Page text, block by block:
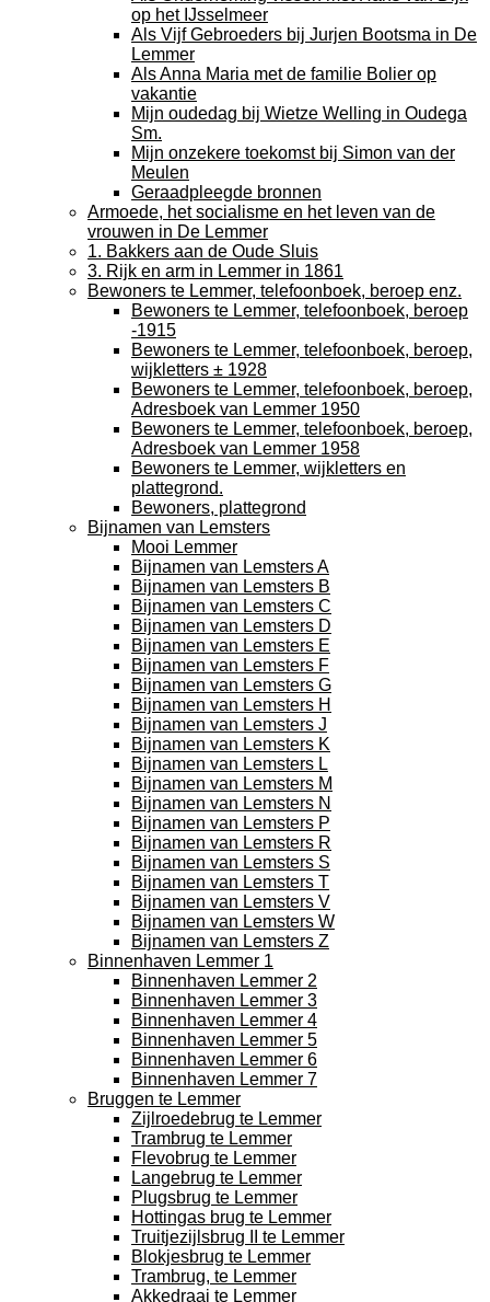
op het IJsselmeer
Als Vijf Gebroeders bij Jurjen Bootsma in De
Lemmer
Als Anna Maria met de familie Bolier op
vakantie
Mijn oudedag bij Wietze Welling in Oudega
Sm.
Mijn onzekere toekomst bij Simon van der
Meulen
Geraadpleegde bronnen
Armoede, het socialisme en het leven van de
vrouwen in De Lemmer
1. Bakkers aan de Oude Sluis
3. Rijk en arm in Lemmer in 1861
Bewoners te Lemmer, telefoonboek, beroep enz.
Bewoners te Lemmer, telefoonboek, beroep
-1915
Bewoners te Lemmer, telefoonboek, beroep,
wijkletters ± 1928
Bewoners te Lemmer, telefoonboek, beroep,
Adresboek van Lemmer 1950
Bewoners te Lemmer, telefoonboek, beroep,
Adresboek van Lemmer 1958
Bewoners te Lemmer, wijkletters en
plattegrond.
Bewoners, plattegrond
Bijnamen van Lemsters
Mooi Lemmer
Bijnamen van Lemsters A
Bijnamen van Lemsters B
Bijnamen van Lemsters C
Bijnamen van Lemsters D
Bijnamen van Lemsters E
Bijnamen van Lemsters F
Bijnamen van Lemsters G
Bijnamen van Lemsters H
Bijnamen van Lemsters J
Bijnamen van Lemsters K
Bijnamen van Lemsters L
Bijnamen van Lemsters M
Bijnamen van Lemsters N
Bijnamen van Lemsters P
Bijnamen van Lemsters R
Bijnamen van Lemsters S
Bijnamen van Lemsters T
Bijnamen van Lemsters V
Bijnamen van Lemsters W
Bijnamen van Lemsters Z
Binnenhaven Lemmer 1
Binnenhaven Lemmer 2
Binnenhaven Lemmer 3
Binnenhaven Lemmer 4
Binnenhaven Lemmer 5
Binnenhaven Lemmer 6
Binnenhaven Lemmer 7
Bruggen te Lemmer
Zijlroedebrug te Lemmer
Trambrug te Lemmer
Flevobrug te Lemmer
Langebrug te Lemmer
Plugsbrug te Lemmer
Hottingas brug te Lemmer
Truitjezijlsbrug II te Lemmer
Blokjesbrug te Lemmer
Trambrug, te Lemmer
Akkedraai te Lemmer